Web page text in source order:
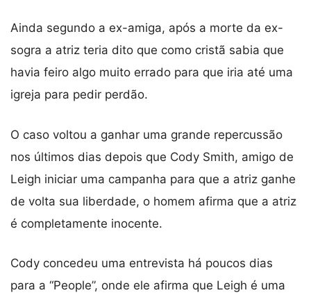
Ainda segundo a ex-amiga, após a morte da ex-
sogra a atriz teria dito que como cristã sabia que
havia feiro algo muito errado para que iria até uma
igreja para pedir perdão.
O caso voltou a ganhar uma grande repercussão
nos últimos dias depois que Cody Smith, amigo de
Leigh iniciar uma campanha para que a atriz ganhe
de volta sua liberdade, o homem afirma que a atriz
é completamente inocente.
Cody concedeu uma entrevista há poucos dias
para a “People”, onde ele afirma que Leigh é uma